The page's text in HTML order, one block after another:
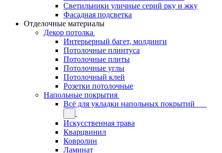
Светильники уличные серий рку и жку
Фасадная подсветка
Отделочные материалы
Декор потолка
Интерьерный багет, молдинги
Потолочные плинтуса
Потолочные плиты
Потолочные углы
Потолочный клей
Розетки потолочные
Напольные покрытия
Всё для укладки напольных покрытий
Искусственная трава
Кварцвинил
Ковролин
Ламинат